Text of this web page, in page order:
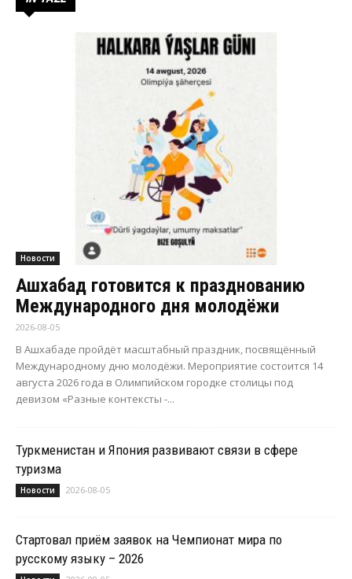
Новости
Ашхабад готовится к празднованию
Международного дня молодёжи
2026-08-05
В Ашхабаде пройдёт масштабный праздник, посвящённый
Международному дню молодёжи. Мероприятие состоится 14
августа 2026 года в Олимпийском городке столицы под
девизом «Разные контексты -...
Туркменистан и Япония развивают связи в сфере
туризма
Новости 2026-08-05
Стартовал приём заявок на Чемпионат мира по
русскому языку – 2026